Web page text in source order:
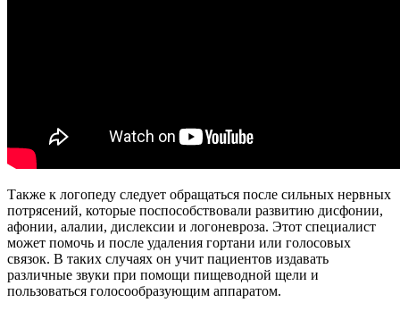
Также к логопеду следует обращаться после сильных нервных
потрясений, которые поспособствовали развитию дисфонии,
афонии, алалии, дислексии и логоневроза. Этот специалист
может помочь и после удаления гортани или голосовых
связок. В таких случаях он учит пациентов издавать
различные звуки при помощи пищеводной щели и
пользоваться голосообразующим аппаратом.